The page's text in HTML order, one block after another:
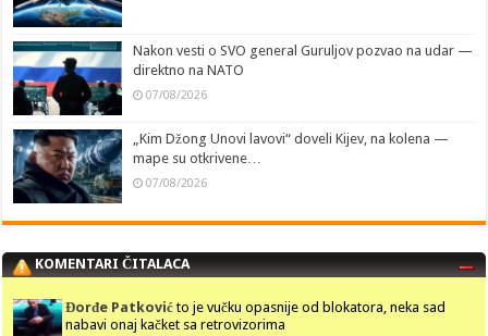
Nakon vesti o SVO general Guruljov pozvao na udar —
direktno na NATO
07/08/2026
„Kim Džong Unovi lavovi“ doveli Kijev, na kolena —
mape su otkrivene…
07/08/2026
KOMENTARI ČITALACA
Đorđe Patković to je vučku opasnije od blokatora, neka sad
nabavi onaj kačket sa retrovizorima